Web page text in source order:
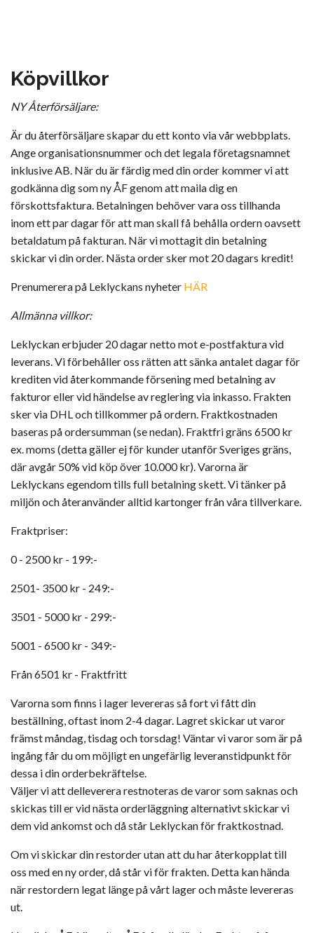
Köpvillkor
NY Återförsäljare:
Är du återförsäljare skapar du ett konto via vår webbplats.
Ange organisationsnummer och det legala företagsnamnet
inklusive AB. När du är färdig med din order kommer vi att
godkänna dig som ny ÅF genom att maila dig en
förskottsfaktura. Betalningen behöver vara oss tillhanda
inom ett par dagar för att man skall få behålla ordern oavsett
betaldatum på fakturan. När vi mottagit din betalning
skickar vi din order. Nästa order sker mot 20 dagars kredit!
Prenumerera på Leklyckans nyheter HÄR
Allmänna villkor:
Leklyckan erbjuder 20 dagar netto mot e-postfaktura vid
leverans. Vi förbehåller oss rätten att sänka antalet dagar för
krediten vid återkommande försening med betalning av
fakturor eller vid händelse av reglering via inkasso. Frakten
sker via DHL och tillkommer på ordern. Fraktkostnaden
baseras på ordersumman (se nedan). Fraktfri gräns 6500 kr
ex. moms (detta gäller ej för kunder utanför Sveriges gräns,
där avgår 50% vid köp över 10.000 kr). Varorna är
Leklyckans egendom tills full betalning skett. Vi tänker på
miljön och återanvänder alltid kartonger från våra tillverkare.
Fraktpriser:
0 - 2500 kr - 199:-
2501- 3500 kr - 249:-
3501 - 5000 kr - 299:-
5001 - 6500 kr - 349:-
Från 6501 kr - Fraktfritt
Varorna som finns i lager levereras så fort vi fått din
beställning, oftast inom 2-4 dagar. Lagret skickar ut varor
främst måndag, tisdag och torsdag! Väntar vi varor som är på
ingång får du om möjligt en ungefärlig leveranstidpunkt för
dessa i din orderbekräftelse.
Väljer vi att delleverera restnoteras de varor som saknas och
skickas till er vid nästa orderläggning alternativt skickar vi
dem vid ankomst och då står Leklyckan för fraktkostnad.
Om vi skickar din restorder utan att du har återkopplat till
oss med en ny order, då står vi för frakten. Detta kan hända
när restordern legat länge på vårt lager och måste levereras
ut.